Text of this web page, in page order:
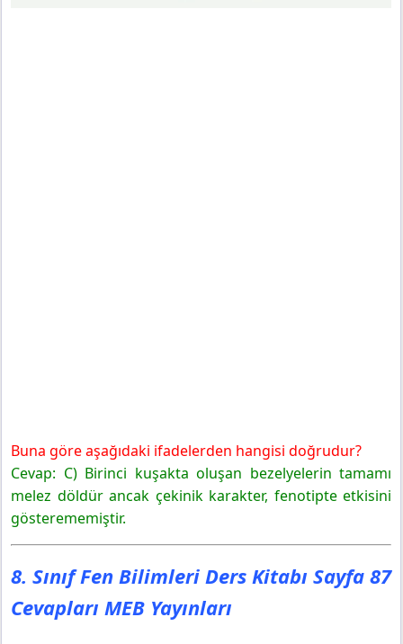
Buna göre aşağıdaki ifadelerden hangisi doğrudur?
Cevap: C) Birinci kuşakta oluşan bezelyelerin tamamı
melez döldür ancak çekinik karakter, fenotipte etkisini
gösterememiştir.
8. Sınıf Fen Bilimleri Ders Kitabı Sayfa 87
Cevapları MEB Yayınları